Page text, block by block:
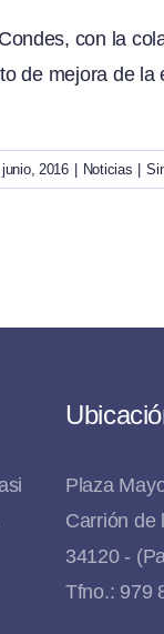
con la
de mejora de
junio, 2016 Noticias
Plaza
Carrión de
34120 -
Tfno.: 979